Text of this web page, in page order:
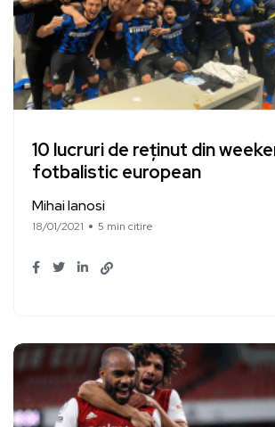
10 lucruri de reținut din
fotbalistic european
Mihai Ianosi
18/01/2021 5 min citire